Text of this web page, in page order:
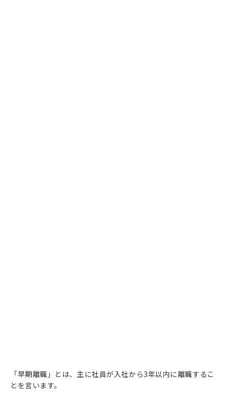
「早期離職」とは、主に社員が入社から3年以内に離職するこ
とを言います。